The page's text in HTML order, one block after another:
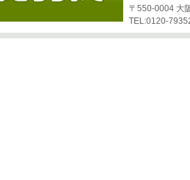
〒550-0004 大
TEL:0120-